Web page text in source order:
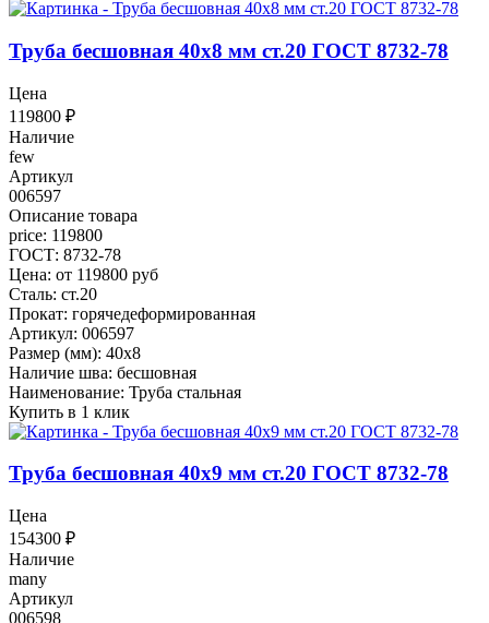
Труба бесшовная 40x8 мм ст.20 ГОСТ 8732-78
Цена
119800 ₽
Наличие
few
Артикул
006597
Описание товара
price: 119800
ГОСТ: 8732-78
Цена: от 119800 руб
Сталь: ст.20
Прокат: горячедеформированная
Артикул: 006597
Размер (мм): 40x8
Наличие шва: бесшовная
Наименование: Труба стальная
Купить в 1 клик
Труба бесшовная 40x9 мм ст.20 ГОСТ 8732-78
Цена
154300 ₽
Наличие
many
Артикул
006598